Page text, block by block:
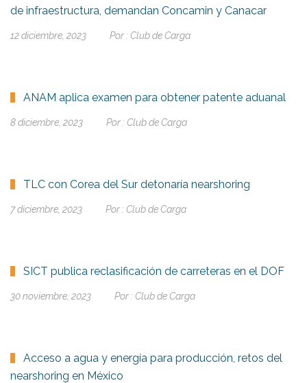
de infraestructura, demandan Concamin y Canacar
12 diciembre, 2023 Por : Club de Carga
ANAM aplica examen para obtener patente aduanal
8 diciembre, 2023 Por : Club de Carga
TLC con Corea del Sur detonaría nearshoring
7 diciembre, 2023 Por : Club de Carga
SICT publica reclasificación de carreteras en el DOF
30 noviembre, 2023 Por : Club de Carga
Acceso a agua y energía para producción, retos del
nearshoring en México